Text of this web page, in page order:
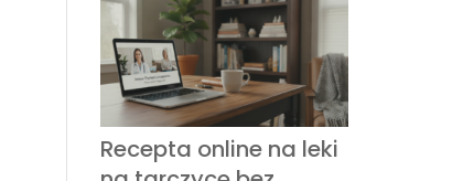
Recepta online na leki